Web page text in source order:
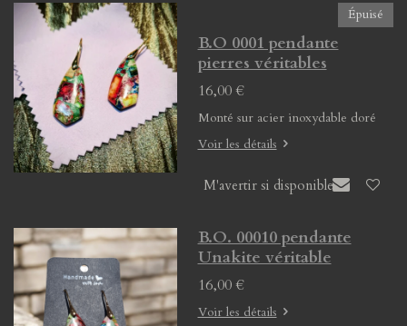
Épuisé
B.O 0001 pendante
pierres véritables
16,00 €
Monté sur acier inoxydable doré
Voir les détails
M'avertir si disponible
B.O. 00010 pendante
Unakite véritable
16,00 €
Voir les détails